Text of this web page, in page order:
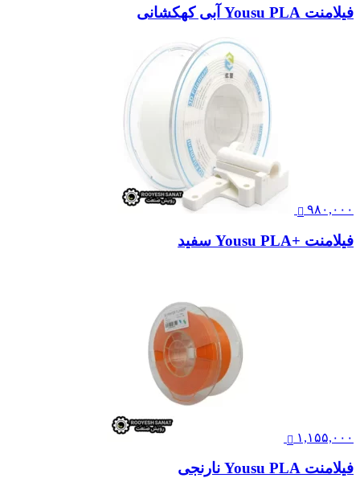
فیلامنت Yousu PLA آبی کهکشانی
۹۸۰,۰۰۰
فیلامنت +Yousu PLA سفید
۱,۱۵۵,۰۰۰
فیلامنت Yousu PLA نارنجی